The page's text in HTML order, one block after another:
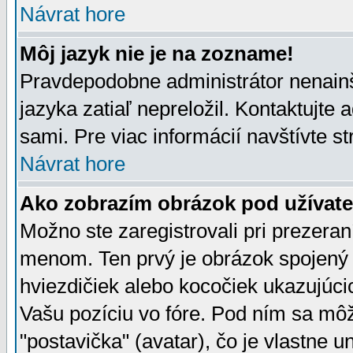
Návrat hore
Môj jazyk nie je na zozname!
Pravdepodobne administrátor
jazyka zatiaľ nepreložil. Kontaktujte
sami. Pre viac informácií navštívte
Návrat hore
Ako zobrazím obrázok pod
Možno ste zaregistrovali pri
menom. Ten prvý je obrázok
hviezdičiek alebo kocočiek
Vašu pozíciu vo fóre. Pod ním sa
"postavička" (avatar), čo je vlastne